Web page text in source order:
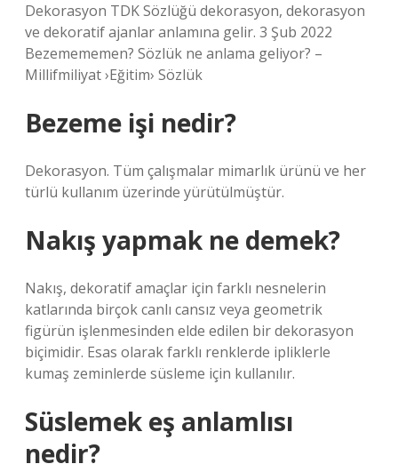
Dekorasyon TDK Sözlüğü dekorasyon, dekorasyon
ve dekoratif ajanlar anlamına gelir. 3 Şub 2022
Bezemememen? Sözlük ne anlama geliyor? –
Millifmiliyat ›Eğitim› Sözlük
Bezeme işi nedir?
Dekorasyon. Tüm çalışmalar mimarlık ürünü ve her
türlü kullanım üzerinde yürütülmüştür.
Nakış yapmak ne demek?
Nakış, dekoratif amaçlar için farklı nesnelerin
katlarında birçok canlı cansız veya geometrik
figürün işlenmesinden elde edilen bir dekorasyon
biçimidir. Esas olarak farklı renklerde ipliklerle
kumaş zeminlerde süsleme için kullanılır.
Süslemek eş anlamlısı
nedir?